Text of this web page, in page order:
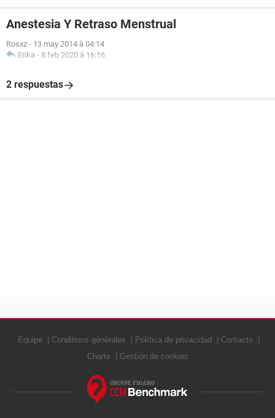
Anestesia Y Retraso Menstrual
Rosxz - 13 may 2014 à 04:14
Erika - 8 feb 2020 à 16:16
2 respuestas
Equipe Conditions générales Política de privacidad
Contacto
Charte
Gestión de cookies